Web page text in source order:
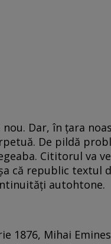
nou. Dar, în ţara
De pildă
Cititorul va
că republic textul
autohtone.
1876, Mihai